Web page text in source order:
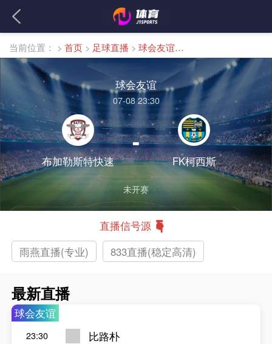
当前位置： > 首页 > 足球直播 > 球会友谊直播
球会友谊
07-08 23:30
布加勒斯特快速
-
FK柯西斯
未开赛
直播信号源
雨燕直播(专业)
833直播(稳定高清)
最新直播
球会友谊
23:30
比路朴